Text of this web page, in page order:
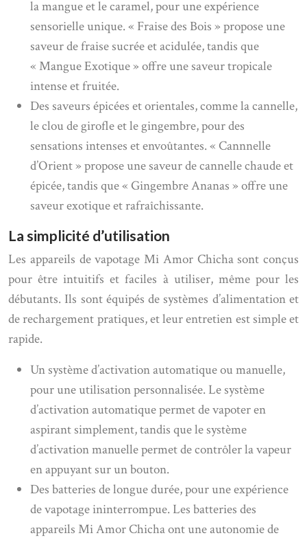
la mangue et le caramel, pour une expérience
sensorielle unique. « Fraise des Bois » propose une
saveur de fraise sucrée et acidulée, tandis que
« Mangue Exotique » offre une saveur tropicale
intense et fruitée.
Des saveurs épicées et orientales, comme la cannelle,
le clou de girofle et le gingembre, pour des
sensations intenses et envoûtantes. « Cannnelle
d’Orient » propose une saveur de cannelle chaude et
épicée, tandis que « Gingembre Ananas » offre une
saveur exotique et rafraîchissante.
La simplicité d’utilisation
Les appareils de vapotage Mi Amor Chicha sont conçus
pour être intuitifs et faciles à utiliser, même pour les
débutants. Ils sont équipés de systèmes d’alimentation et
de rechargement pratiques, et leur entretien est simple et
rapide.
Un système d’activation automatique ou manuelle,
pour une utilisation personnalisée. Le système
d’activation automatique permet de vapoter en
aspirant simplement, tandis que le système
d’activation manuelle permet de contrôler la vapeur
en appuyant sur un bouton.
Des batteries de longue durée, pour une expérience
de vapotage ininterrompue. Les batteries des
appareils Mi Amor Chicha ont une autonomie de